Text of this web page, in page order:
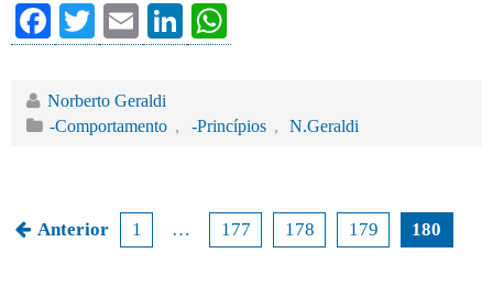
Fa
ce
bo
ok
T
wi
tte
r
E
m
ail
Li
nk
In
ha
A
Norberto Geraldi
-Comportamento , -Princípios , N.Geraldi
N Anterior 1 … 177 178 179 180